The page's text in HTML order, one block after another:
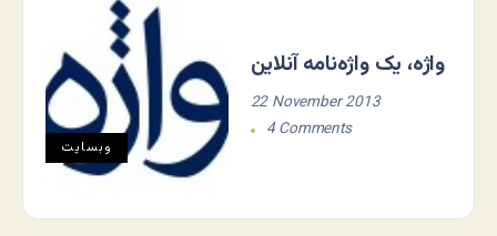
وبسایت
واژه، یک واژه‌نامه آنلاین
22 November 2013
4 Comments